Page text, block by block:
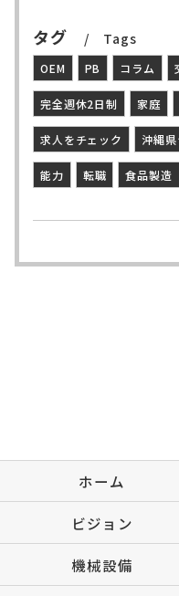
タグ Tags
OEM PB コラム
完全週休2日制 家庭
求人をチェック 沖縄
能力 転職 食品製造
ホーム
ビジョン
機械設備